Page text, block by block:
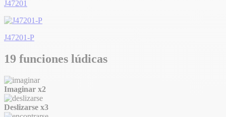
J47201
J47201-P
19 funciones lúdicas
Imaginar x2
Deslizarse x3